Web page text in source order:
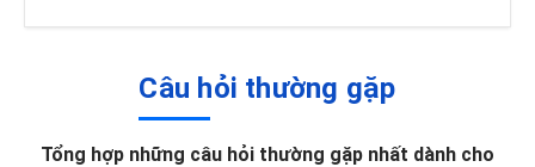
Câu hỏi thường gặp
Tổng hợp những câu hỏi thường gặp nhất dành cho